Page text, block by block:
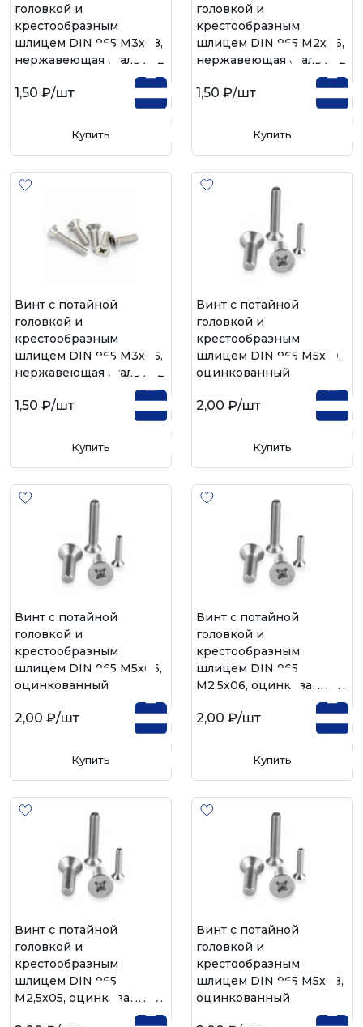
головкой и
крестообразным
шлицем DIN 965 М3х08,
нержавеющая сталь А-2
1,50 ₽/шт
Купить
головкой и
крестообразным
шлицем DIN 965 М2х06,
нержавеющая сталь А-2
1,50 ₽/шт
Купить
Винт с потайной
головкой и
крестообразным
шлицем DIN 965 М3х06,
нержавеющая сталь А-2
1,50 ₽/шт
Купить
Винт с потайной
головкой и
крестообразным
шлицем DIN 965 М5х10,
оцинкованный
2,00 ₽/шт
Купить
Винт с потайной
головкой и
крестообразным
шлицем DIN 965 М5х06,
оцинкованный
2,00 ₽/шт
Купить
Винт с потайной
головкой и
крестообразным
шлицем DIN 965
М2,5х06, оцинкованный
2,00 ₽/шт
Купить
Винт с потайной
головкой и
крестообразным
шлицем DIN 965
М2,5х05, оцинкованный
Винт с потайной
головкой и
крестообразным
шлицем DIN 965 М5х08,
оцинкованный